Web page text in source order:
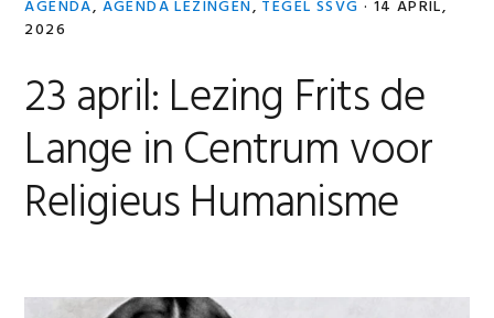
AGENDA, AGENDA LEZINGEN, TEGEL SSVG · 14 APRIL,
2026
23 april: Lezing Frits de
Lange in Centrum voor
Religieus Humanisme